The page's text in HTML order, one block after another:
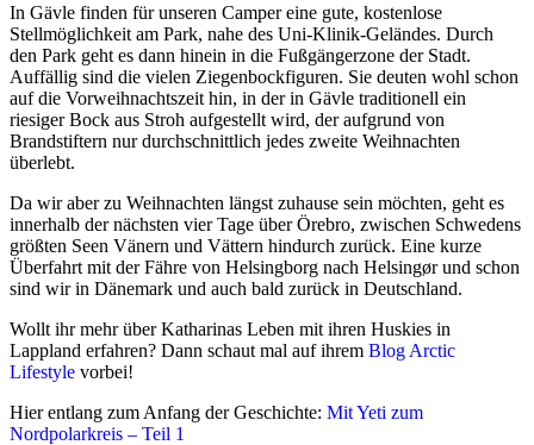
In Gävle finden für unseren Camper eine gute, kostenlose
Stellmöglichkeit am Park, nahe des Uni-Klinik-Geländes. Durch
den Park geht es dann hinein in die Fußgängerzone der Stadt.
Auffällig sind die vielen Ziegenbockfiguren. Sie deuten wohl schon
auf die Vorweihnachtszeit hin, in der in Gävle traditionell ein
riesiger Bock aus Stroh aufgestellt wird, der aufgrund von
Brandstiftern nur durchschnittlich jedes zweite Weihnachten
überlebt.
Da wir aber zu Weihnachten längst zuhause sein möchten, geht es
innerhalb der nächsten vier Tage über Örebro, zwischen Schwedens
größten Seen Vänern und Vättern hindurch zurück. Eine kurze
Überfahrt mit der Fähre von Helsingborg nach Helsingør und schon
sind wir in Dänemark und auch bald zurück in Deutschland.
Wollt ihr mehr über Katharinas Leben mit ihren Huskies in
Lappland erfahren? Dann schaut mal auf ihrem Blog Arctic
Lifestyle vorbei!
Hier entlang zum Anfang der Geschichte: Mit Yeti zum
Nordpolarkreis – Teil 1